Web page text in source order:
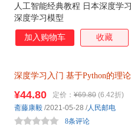
人工智能经典教程 日本深度学
深度学习模型
加入购物车 收藏
深度学习入门 基于Python的理
¥44.80 定价： ¥69.80 (6.42折)
8条评论
斋藤康毅 /2021-05-28 /人民邮电